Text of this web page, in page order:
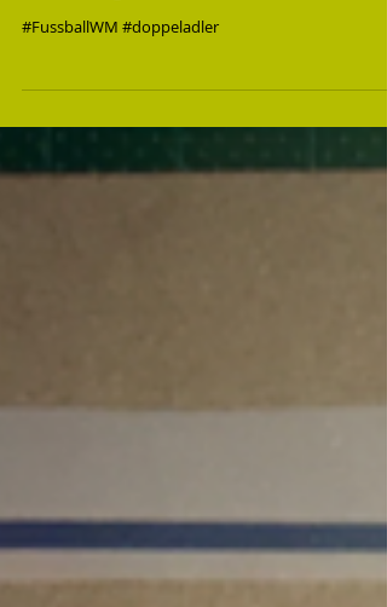
«Der Doppel-Adler erklärt sich
zum Sieger»
#FussballWM #doppeladler